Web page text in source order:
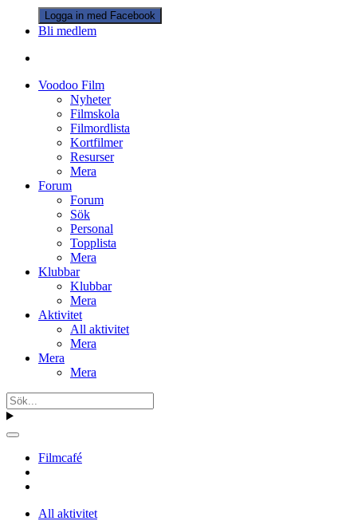
Logga in med Facebook
Bli medlem
Voodoo Film
Nyheter
Filmskola
Filmordlista
Kortfilmer
Resurser
Mera
Forum
Forum
Sök
Personal
Topplista
Mera
Klubbar
Klubbar
Mera
Aktivitet
All aktivitet
Mera
Mera
Mera
Filmcafé
All aktivitet